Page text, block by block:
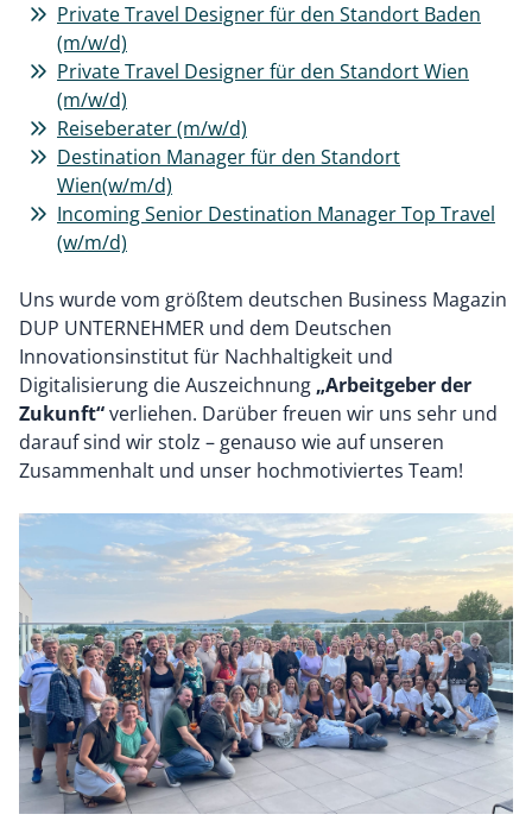
Private Travel Designer für den Standort Baden
(m/w/d)
Private Travel Designer für den Standort Wien
(m/w/d)
Reiseberater (m/w/d)
Destination Manager für den Standort
Wien(w/m/d)
Incoming Senior Destination Manager Top Travel
(w/m/d)
Uns wurde vom größtem deutschen Business Magazin
DUP UNTERNEHMER und dem Deutschen
Innovationsinstitut für Nachhaltigkeit und
Digitalisierung die Auszeichnung „Arbeitgeber der
Zukunft“verliehen. Darüber freuen wir uns sehr und
darauf sind wir stolz – genauso wie auf unseren
Zusammenhalt und unser hochmotiviertes Team!